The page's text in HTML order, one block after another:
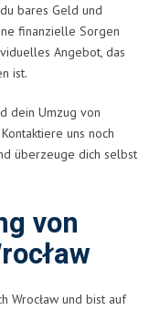
bares Geld und
finanzielle Sorgen
Angebot, das
ist.
dein Umzug von
uns noch
überzeuge dich selbst
von
Wrocław und bist auf